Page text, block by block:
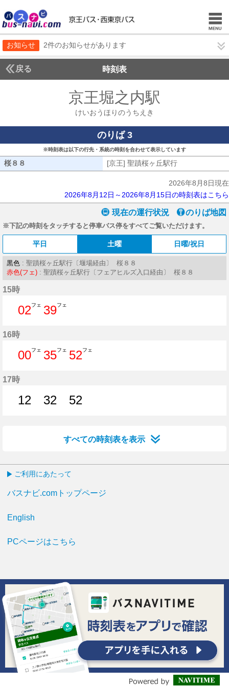
お知らせ 2件のお知らせがあります
戻る 時刻表
京王堀之内駅
けいおうほりのうちえき
のりば 3
※時刻表は以下の行先・系統の時刻を合わせて表示しています
桜８８ [京王] 聖蹟桜ヶ丘駅行
2026年8月8日現在
2026年8月12日～2026年8月15日の時刻表はこちら
現在の運行状況 のりば地図
※下記の時刻をタッチすると停車バス停をすべてご覧いただけます。
平日 土曜 日曜/祝日
黒色 : 聖蹟桜ヶ丘駅行〔堰場経由〕 桜８８
赤色(フェ) : 聖蹟桜ヶ丘駅行〔フェアヒルズ入口経由〕 桜８８
15時
02フェ
39フェ
16時
00フェ
35フェ
52フェ
17時
12
32
52
すべての時刻表を表示
ご利用にあたって
バスナビ.comトップページ
English
PCページはこちら